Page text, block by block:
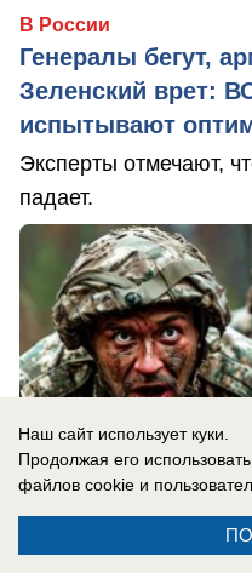
В России
Генералы бегут,
Зеленский врет:
испытывают
Эксперты отмечают,
падает.
Наш сайт использует куки.
Продолжая его
файлов cookie и